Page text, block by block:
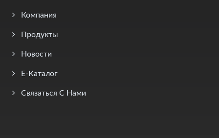
Компания
Продукты
Новости
E-Каталог
Связаться С Нами